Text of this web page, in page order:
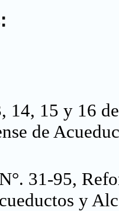
14, 15 y 16
de
N°. 31-95,
y